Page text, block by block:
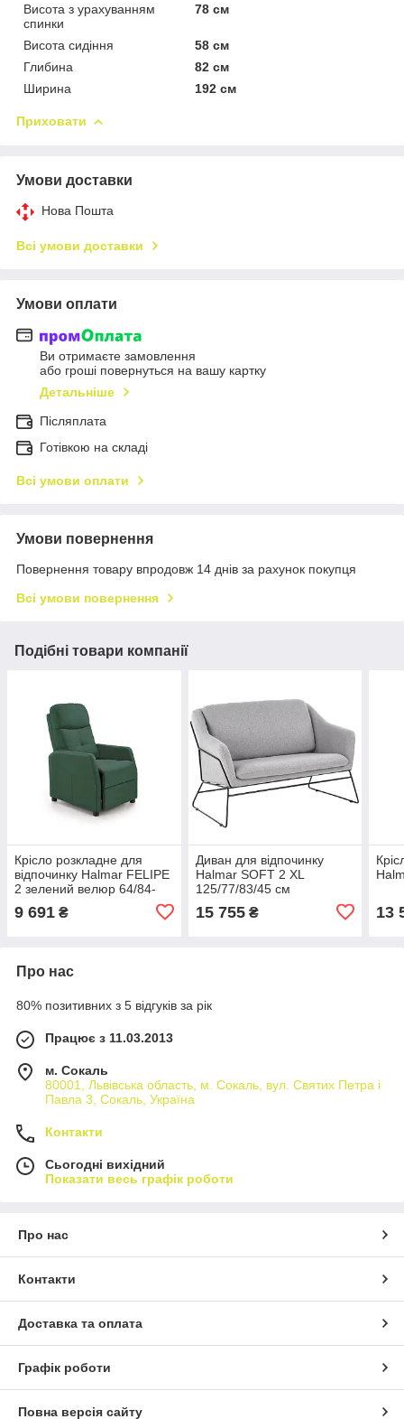
Висота з урахуванням
спинки
78 см
Висота сидіння
58 см
Глибина
82 см
Ширина
192 см
Приховати
Умови доставки
Нова Пошта
Всі умови доставки
Умови оплати
Ви отримаєте замовлення
або гроші повернуться на вашу картку
Детальніше
Післяплата
Готівкою на складі
Всі умови оплати
Умови повернення
Повернення товару впродовж 14 днів за рахунок покупця
Всі умови повернення
Подібні товари компанії
Крісло розкладне для
відпочинку Halmar FELIPE
2 зелений велюр 64/84-
9 691 ₴
Диван для відпочинку
Halmar SOFT 2 XL
125/77/83/45 см
15 755₴ 13
Про нас
80% позитивних з 5 відгуків за рік
Працює з 11.03.2013
м. Сокаль
80001, Львівська область, м. Сокаль, вул. Святих Петра і
Павла 3, Сокаль, Україна
Контакти
Сьогодні вихідний
Показати весь графік роботи
Про нас
Контакти
Доставка та оплата
Графік роботи
Повна версія сайту